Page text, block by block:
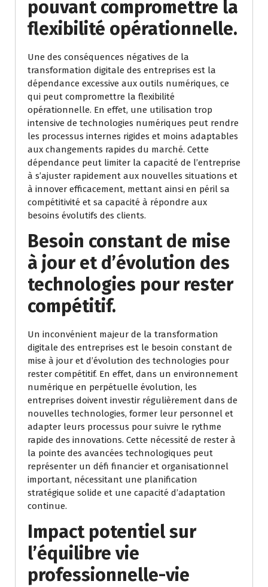
pouvant compromettre la
flexibilité opérationnelle.
Une des conséquences négatives de la
transformation digitale des entreprises est la
dépendance excessive aux outils numériques, ce
qui peut compromettre la flexibilité
opérationnelle. En effet, une utilisation trop
intensive de technologies numériques peut rendre
les processus internes rigides et moins adaptables
aux changements rapides du marché. Cette
dépendance peut limiter la capacité de l’entreprise
à s’ajuster rapidement aux nouvelles situations et
à innover efficacement, mettant ainsi en péril sa
compétitivité et sa capacité à répondre aux
besoins évolutifs des clients.
Besoin constant de mise
à jour et d’évolution des
technologies pour rester
compétitif.
Un inconvénient majeur de la transformation
digitale des entreprises est le besoin constant de
mise à jour et d’évolution des technologies pour
rester compétitif. En effet, dans un environnement
numérique en perpétuelle évolution, les
entreprises doivent investir régulièrement dans de
nouvelles technologies, former leur personnel et
adapter leurs processus pour suivre le rythme
rapide des innovations. Cette nécessité de rester à
la pointe des avancées technologiques peut
représenter un défi financier et organisationnel
important, nécessitant une planification
stratégique solide et une capacité d’adaptation
continue.
Impact potentiel sur
l’équilibre vie
professionnelle-vie